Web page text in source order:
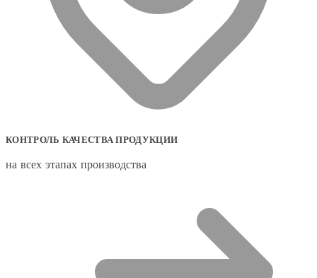
КОНТРОЛЬ КАЧЕСТВА ПРОДУКЦИИ
на всех этапах производства